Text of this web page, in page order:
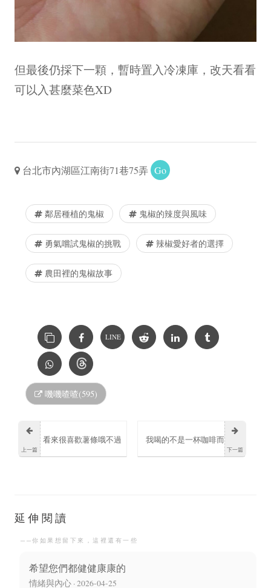
但最後仍採下一顆，暫時置入冷凍庫，改天看看
可以入甚麼菜色XD
台北市內湖區江南街71巷75弄 Go
鄰居種植的鬼椒 鬼椒的辣度與風味
勇氣嚐試鬼椒的挑戰 辣椒愛好者的選擇
農田裡的鬼椒故事
LINE
嘰嘰喳喳(595)
上一篇
看來很喜歡薯條哦不過
下一篇
我喝的不是一杯咖啡而
延伸閱讀
──你如果想留下來，這裡還有一些
希望您們都健健康康的
情緒與內心 · 2026-04-25